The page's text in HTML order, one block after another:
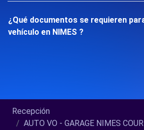
¿Qué documentos se requieren
vehículo en NIMES ?
Recepción
AUTO VO - GARAGE NIMES